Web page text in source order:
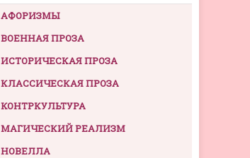
АФОРИЗМЫ
ВОЕННАЯ ПРОЗА
ИСТОРИЧЕСКАЯ ПРОЗА
КЛАССИЧЕСКАЯ ПРОЗА
КОНТРКУЛЬТУРА
МАГИЧЕСКИЙ РЕАЛИЗМ
НОВЕЛЛА